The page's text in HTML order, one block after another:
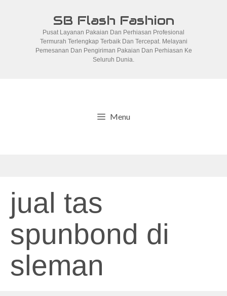
SB Flash Fashion
Pusat Layanan Pakaian Dan Perhiasan Profesional
Termurah Terlengkap Terbaik Dan Tercepat. Melayani
Pemesanan Dan Pengiriman Pakaian Dan Perhiasan Ke
Seluruh Dunia.
Menu
jual tas
spunbond di
sleman